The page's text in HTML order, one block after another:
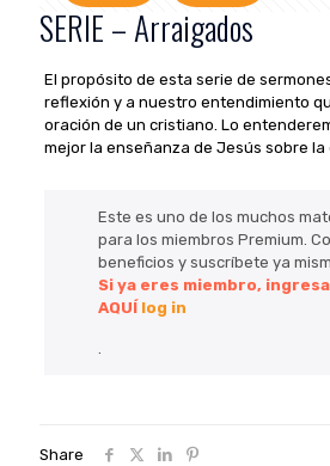
SERIE – Arraigados
El propósito de esta serie de
reflexión y a nuestro entendimiento
oración de un cristiano. Lo
mejor la enseñanza de Jesús sobre la
Este es uno de los muchos
para los miembros Premium.
beneficios y suscríbete ya
Si ya eres miembro,
AQUÍ log in
.
Share